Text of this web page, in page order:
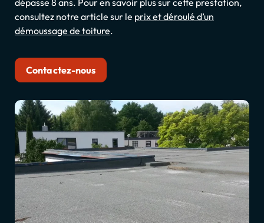
dépasse 8 ans. Pour en savoir plus sur cette prestation,
consultez notre article sur le prix et déroulé d’un
démoussage de toiture.
Contactez-nous